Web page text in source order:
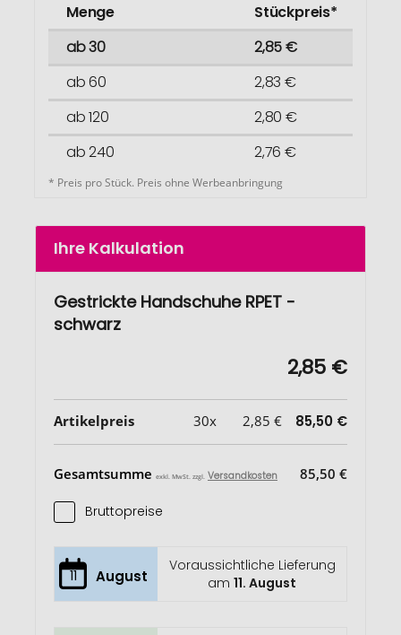
Menge
Stückpreis*
ab 30
2,85 €
ab 60
2,83 €
ab 120
2,80 €
ab 240
2,76 €
* Preis pro Stück. Preis ohne Werbeanbringung
Ihre Kalkulation
Gestrickte Handschuhe RPET -
schwarz
2,85 €
Artikelpreis 30x 2,85 € 85,50 €
Gesamtsumme exkl. MwSt. zzgl. Versandkosten 85,50 €
Bruttopreise
11 August
Voraussichtliche Lieferung
am11. August